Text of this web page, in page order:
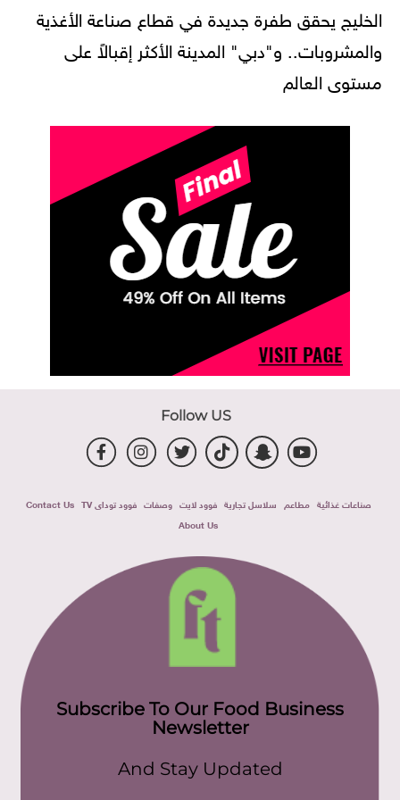
الخليج يحقق طفرة جديدة في قطاع صناعة الأغذية
والمشروبات.. و"دبي" المدينة الأكثر إقبالاً على
مستوى العالم
Follow US
صناعات غذائية مطاعم سلاسل تجارية فوود لايت وصفات فوود توداى TV
Contact Us
About Us
Subscribe To Our Food Business
Newsletter
And Stay Updated